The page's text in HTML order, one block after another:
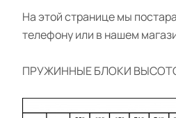
На этой странице мы
телефону или в нашем
ПРУЖИННЫЕ БЛОКИ